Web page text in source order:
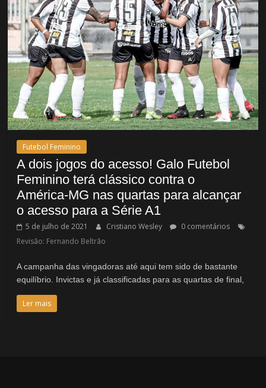
Futebol Feminino
A dois jogos do acesso! Galo Futebol
Feminino terá clássico contra o
América-MG nas quartas para alcançar
o acesso para a Série A1
5 de julho de 2021 Cristiano Wesley
0 comentários
Revisão: Fernando Beltrão
A campanha das vingadoras até aqui tem sido de bastante
equilíbrio. Invictas e já classificadas para as quartas de final,
Ler mais